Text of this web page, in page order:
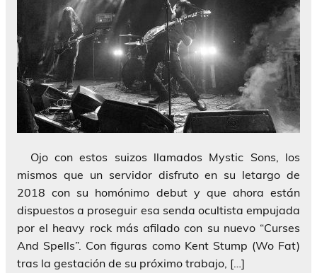
Ojo con estos suizos llamados Mystic Sons, los
mismos que un servidor disfruto en su letargo de
2018 con su homónimo debut y que ahora están
dispuestos a proseguir esa senda ocultista empujada
por el heavy rock más afilado con su nuevo “Curses
And Spells”. Con figuras como Kent Stump (Wo Fat)
tras la gestación de su próximo trabajo, […]